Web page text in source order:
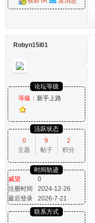
Robyn15I01
论坛等级
等級： 新手上路
活跃状态
0
主题
9
帖子
2
积分
时间轨迹
威望
0
注册时间
2024-12-26
最后登录
2026-7-21
联系方式